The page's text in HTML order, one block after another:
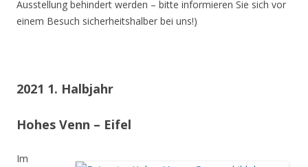
Ausstellung behindert werden – bitte informieren Sie sich vor
einem Besuch sicherheitshalber bei uns!)
2021 1. Halbjahr
Hohes Venn – Eifel
Im